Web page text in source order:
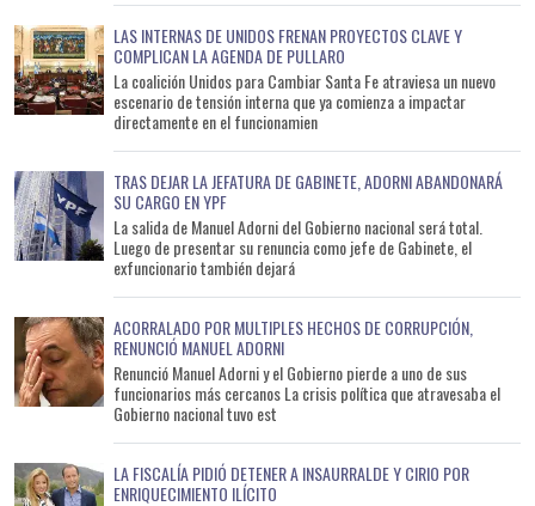
LAS INTERNAS DE UNIDOS FRENAN PROYECTOS CLAVE Y
COMPLICAN LA AGENDA DE PULLARO
La coalición Unidos para Cambiar Santa Fe atraviesa un nuevo
escenario de tensión interna que ya comienza a impactar
directamente en el funcionamien
TRAS DEJAR LA JEFATURA DE GABINETE, ADORNI ABANDONARÁ
SU CARGO EN YPF
La salida de Manuel Adorni del Gobierno nacional será total.
Luego de presentar su renuncia como jefe de Gabinete, el
exfuncionario también dejará
ACORRALADO POR MULTIPLES HECHOS DE CORRUPCIÓN,
RENUNCIÓ MANUEL ADORNI
Renunció Manuel Adorni y el Gobierno pierde a uno de sus
funcionarios más cercanos La crisis política que atravesaba el
Gobierno nacional tuvo est
LA FISCALÍA PIDIÓ DETENER A INSAURRALDE Y CIRIO POR
ENRIQUECIMIENTO ILÍCITO